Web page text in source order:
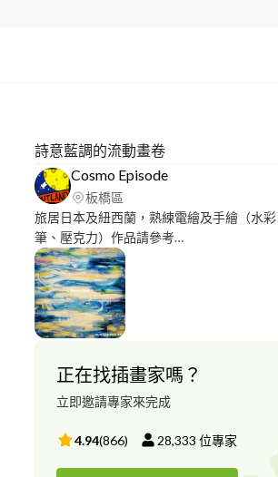
詩意藍調的流動畫卷
Cosmo Episode
板橋區
旅居日本及紐西蘭，熟練電繪及手繪（水
筆、壓克力）作品請參考
https://www.instagram.com/cosmoepisode/
正在找插畫家嗎？
立即邀請專家來完成
4.94(866) 28,333 位專家